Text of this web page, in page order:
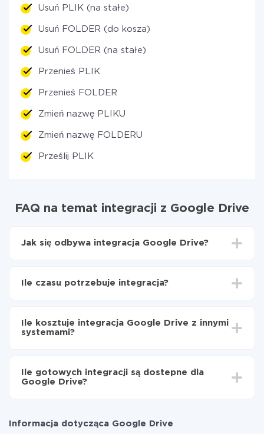
Usuń PLIK (na stałe)
Usuń FOLDER (do kosza)
Usuń FOLDER (na stałe)
Przenieś PLIK
Przenieś FOLDER
Zmień nazwę PLIKU
Zmień nazwę FOLDERU
Prześlij PLIK
FAQ na temat integracji z Google Drive
Jak się odbywa integracja Google Drive?
którym serwisem chcesz zintegrować Google Drive
systemu do drugiego
Włącz aktualizację
Ile czasu potrzebuje integracja?
od 5 do 30 minut. Konfiguracja zajmuje średnio 10-15
minut.
Ile kosztuje integracja Google Drive z innymi
systemami?
Płacisz tylko za ilość danych, która faktycznie jest
przekazywana z jednego z Twoich systemów do
w razie potrzeby przełączyć się na płatną. Więcej
Ile gotowych integracji są dostepne dla
Google Drive?
Informacja dotycząca Google Drive